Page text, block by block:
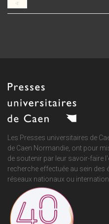
Les Presses universitaires de
de Caen Normandie , ont pour
de soutenir par leur savoir-faire
recherche effectuée au sein des
réseaux nationaux ou